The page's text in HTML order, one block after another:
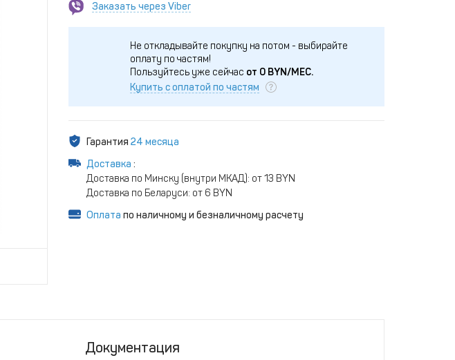
Заказать через Viber
Не откладывайте покупку на потом - выбирайте
оплату по частям!
Пользуйтесь уже сейчас от 0BYN/МЕС.
Купить с оплатой по частям
Гарантия 24 месяца
Доставка :
Доставка по Минску (внутри МКАД): от 13 BYN
Доставка по Беларуси: от 6 BYN
Оплата по наличному и безналичному расчету
Документация